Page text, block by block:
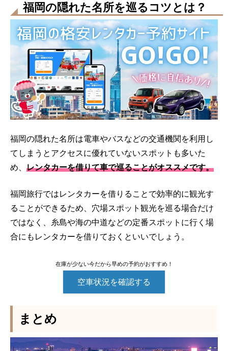
福岡の隠れた名所を巡るコツとは？
福岡の隠れた名所は電車やバスなどの交通機関を利用し
てしまうとアクセスに優れていないスポットも多いた
め、 レンタカーを借りて車で巡ることがオススメです。
福岡旅行ではレンタカーを借りることで効率的に観光す
ることができるため、穴場スポット観光を巡る場合だけ
ではなく、糸島や海の中道などの定番スポットに行く場
合にもレンタカーを借りておくといいでしょう。
在庫が少ない今だから早めの予約がおすすめ！
空車状況を確認する
まとめ